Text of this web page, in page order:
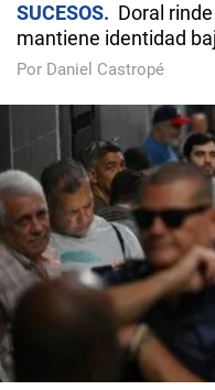
SUCESOS
Doral
mantiene identidad
Por Daniel Castropé